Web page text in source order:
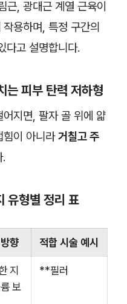
근, 광대근 계열 근육이
용하며, 특정 구간의
다고 설명합니다.
는 피부 탄력 저하형
지면, 팔자 골 위에 얇
힘이 아니라거칠고 주
.
유형별 정리 표
향 적합 시술 예시
지
보
**필러